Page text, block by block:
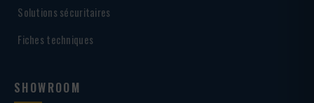
Solutions sécuritaires
Fiches techniques
SHOWROOM